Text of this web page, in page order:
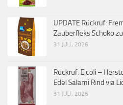
UPDATE Rückruf:
Zauberfleks Schoko
31 JULI, 2026
Rückruf: E.coli –
Edel Salami Rind via
31 JULI, 2026